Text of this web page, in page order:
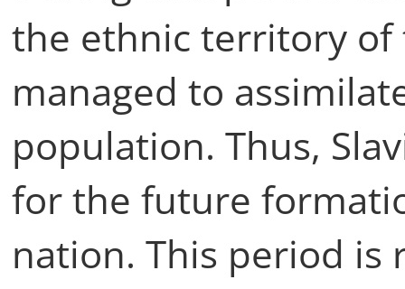
the ethnic territory of
managed to
population. Thus,
for the future
nation. This period is